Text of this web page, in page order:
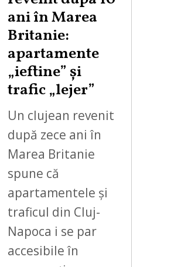
ani în Marea
Britanie:
apartamente
„ieftine” și
trafic „lejer”
Un clujean revenit
după zece ani în
Marea Britanie
spune că
apartamentele și
traficul din Cluj-
Napoca i se par
accesibile în